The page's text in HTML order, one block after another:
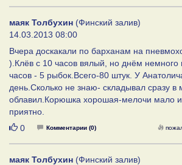
маяк Толбухин (Финский залив)
14.03.2013 08:00
Вчера доскакали по барханам на
).Клёв с 10 часов вялый, но днём
часов - 5 рыбок.Всего-80 штук. У
день.Сколько не знаю- складывал сразу в
облавил.Корюшка хорошая-мелочи мало
приятно.
Нравится
0 Комментарии (0)
маяк Толбухин (Финский залив)